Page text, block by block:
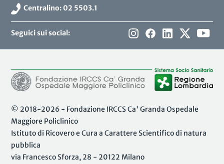
Centralino: 02 5503.1
Seguici sui social:
© 2018-2026 - Fondazione IRCCS Ca' Granda Ospedale
Maggiore Policlinico
Istituto di Ricovero e Cura a Carattere Scientifico di natura
pubblica
via Francesco Sforza, 28 - 20122 Milano